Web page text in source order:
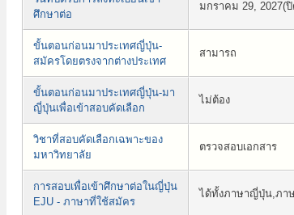
ศึกษาต่อ
มกราคม 29, 2027(
ขั้นตอนก่อนมาประเทศญี่ปุ่น-
สมัครโดยตรงจากต่างประเทศ
สามารถ
ขั้นตอนก่อนมาประเทศญี่ปุ่น-มา
ญี่ปุ่นเพื่อเข้าสอบคัดเลือก
ไม่ต้อง
วิชาที่สอบคัดเลือกเฉพาะของ
มหาวิทยาลัย
ตรวจสอบเอกสาร
การสอบเพื่อเข้าศึกษาต่อในญี่ปุ่น
EJU - ภาษาที่ใช้สมัคร
ได้ทั้งภาษาญี่ปุ่น,ภา